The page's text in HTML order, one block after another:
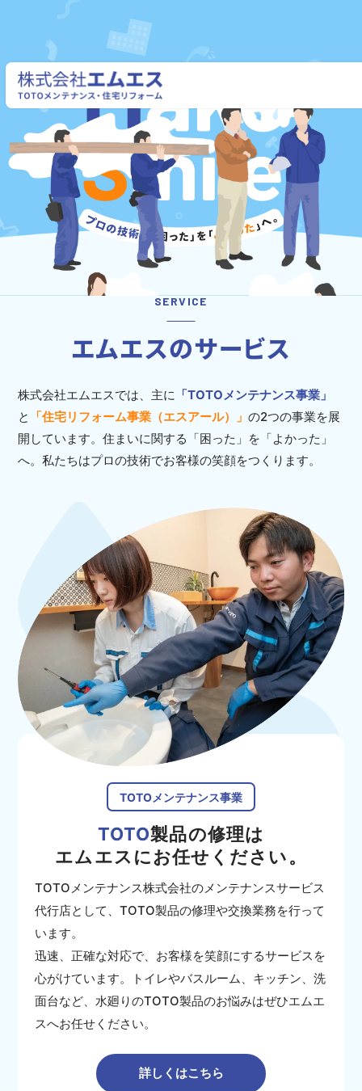
株式会社エムエス
SERVICE
エムエスのサービス
株式会社エムエスでは、主に 「TOTOメンテナンス事業」
と
「住宅リフォーム事業（エスアール）」の2つの事業を展
開しています。住まいに関する「困った」を「よかった」
へ。私たちはプロの技術でお客様の笑顔をつくります。
TOTOメンテナンス事業
TOTO製品の修理は
エムエスにお任せください。
TOTOメンテナンス株式会社のメンテナンスサービス
代行店として、TOTO製品の修理や交換業務を行って
います。
迅速、正確な対応で、お客様を笑顔にするサービスを
心がけています。トイレやバスルーム、キッチン、洗
面台など、水廻りのTOTO製品のお悩みはぜひエムエ
スへお任せください。
詳しくはこちら